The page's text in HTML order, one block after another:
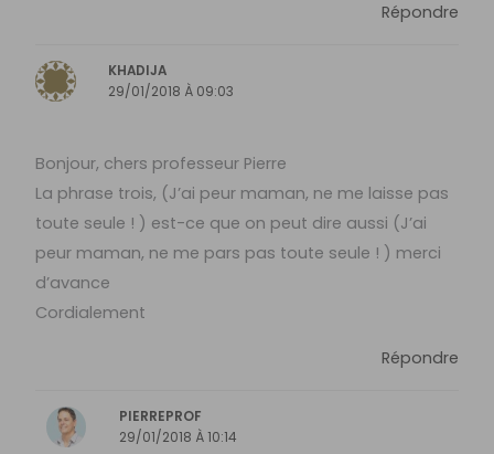
Répondre
KHADIJA
29/01/2018 À 09:03
Bonjour, chers professeur Pierre
La phrase trois, (J’ai peur maman, ne me laisse pas
toute seule ! ) est-ce que on peut dire aussi (J’ai
peur maman, ne me pars pas toute seule ! ) merci
d’avance
Cordialement
Répondre
PIERREPROF
29/01/2018 À 10:14